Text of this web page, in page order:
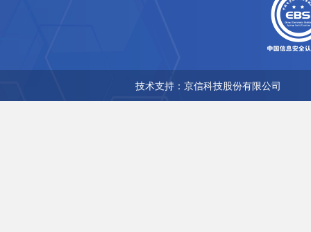
技术支持：京信科技股份有限公司